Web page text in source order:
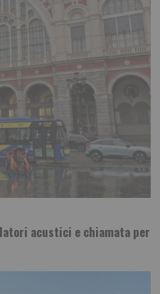
acustici e chiamata per